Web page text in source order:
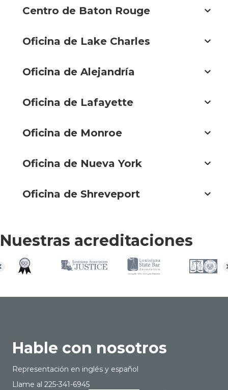
Centro de Baton Rouge
Oficina de Lake Charles
Oficina de Alejandría
Oficina de Lafayette
Oficina de Monroe
Oficina de Nueva York
Oficina de Shreveport
Nuestras acreditaciones
Hable con nosotros
Representación en inglés y español
Llame al 225-341-6945